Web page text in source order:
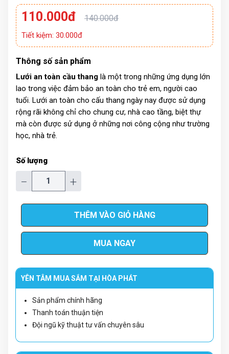
110.000đ 140.000đ
Tiết kiệm: 30.000đ
Thông số sản phẩm
Lưới an toàn cầu thang là một trong những ứng dụng lớn
lao trong việc đảm bảo an toàn cho trẻ em, người cao
tuổi. Lưới an toàn cho cấu thang ngày nay được sử dụng
rộng rãi không chỉ cho chung cư, nhà cao tầng, biệt thự
mà còn được sử dụng ở những nơi công cộng như trường
học, nhà trẻ.
Số lượng
− +
THÊM VÀO GIỎ HÀNG
MUA NGAY
YÊN TÂM MUA SẮM TẠI HÒA PHÁT
Sản phẩm chính hãng
Thanh toán thuận tiện
Đội ngũ kỹ thuật tư vấn chuyên sâu